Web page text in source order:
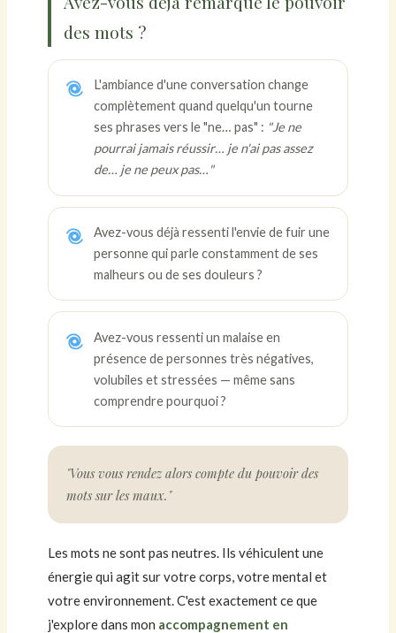
des mots ?
L'ambiance d'une conversation change
complètement quand quelqu'un tourne
ses phrases vers le "ne… pas" : "Je ne
pourrai jamais réussir… je n'ai pas assez
de… je ne peux pas…"
Avez-vous déjà ressenti l'envie de fuir une
personne qui parle constamment de ses
malheurs ou de ses douleurs ?
Avez-vous ressenti un malaise en
présence de personnes très négatives,
volubiles et stressées — même sans
comprendre pourquoi ?
"Vous vous rendez alors compte du pouvoir des
mots sur les maux."
Les mots ne sont pas neutres. Ils véhiculent une
énergie qui agit sur votre corps, votre mental et
votre environnement. C'est exactement ce que
j'explore dans mon accompagnement en